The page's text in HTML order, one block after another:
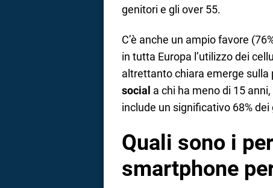
genitori e gli over 55.
C’è anche un ampio favore
in tutta Europa l’utilizzo dei
altrettanto chiara emerge sulla
social a chi ha meno di 15
include un significativo 68%
Quali sono i
smartphone